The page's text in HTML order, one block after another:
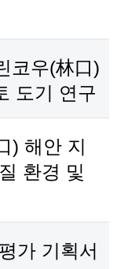
코우(林口)
도기 연구
) 해안 지
환경 및
가 기획서